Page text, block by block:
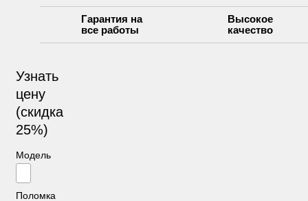
Гарантия на
все работы
Высокое
качество
Узнать
цену
(скидка
25%)
Модель
Поломка